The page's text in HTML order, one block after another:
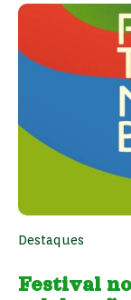
Destaques
Festival